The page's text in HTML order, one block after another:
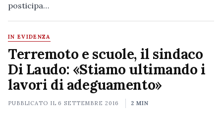
posticipa…
IN EVIDENZA
Terremoto e scuole, il sindaco
Di Laudo: «Stiamo ultimando i
lavori di adeguamento»
PUBBLICATO IL 6 SETTEMBRE 2016 2 MIN